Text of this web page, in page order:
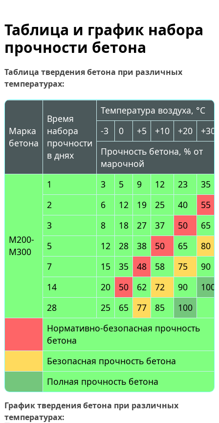
Таблица и график набора
прочности бетона
Таблица твердения бетона при различных
температурах:
Марка
бетона
Время
набора
прочности
в днях
Температура воздуха, °C
-3
0 +5 +10 +20
+30
Прочность бетона, % от
марочной
М200-
М300
1 3 5 9 12 23
35
2
6 12 19 25 40
55
3
8 18 27 37 50
65
5
12 28 38 50 65
80
7
15 35 48 58 75
90
14
20 50 62 72 90
100
28
25 65 77 85
100
Нормативно-безопасная прочность
бетона
Безопасная прочность бетона
Полная прочность бетона
График твердения бетона при различных
температурах: